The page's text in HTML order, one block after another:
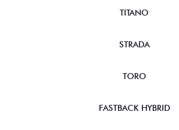
TITANO
STRADA
TORO
FASTBACK HYBRID